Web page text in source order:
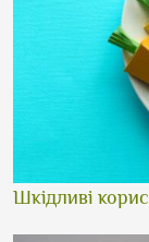
Шкідливі